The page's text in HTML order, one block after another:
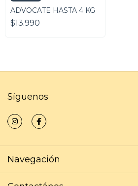
ADVOCATE HASTA 4 KG
$13.990
Síguenos
Navegación